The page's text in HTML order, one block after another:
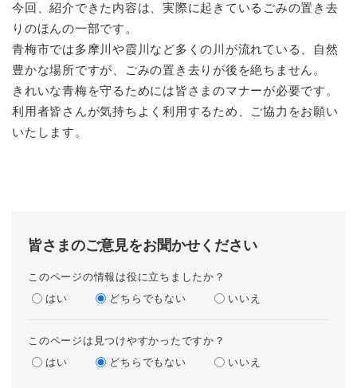
今回、紹介できた内容は、実際に起きているごみの置き去
りのほんの一部です。
青梅市では多摩川や霞川など多くの川が流れている、自然
豊かな場所ですが、ごみの置き去りが後を絶ちません。
きれいな青梅を守るためには皆さまのマナーが必要です。
利用者皆さんが気持ちよく利用するため、ご協力をお願い
いたします。
皆さまのご意見をお聞かせください
このページの情報は役に立ちましたか？
はい
どちらでもない いいえ
このページは見つけやすかったですか？
はい
どちらでもない いいえ